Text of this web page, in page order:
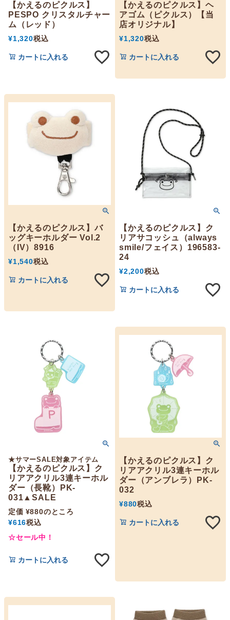
【かえるのピクルス】
PESPO クリスタルチャー
ム（レッド）
¥1,320税込
カートに入れる
【かえるのピクルス】ヘ
アゴム（ピクルス）【当
店オリジナル】
¥1,320税込
カートに入れる
【かえるのピクルス】バ
ッグキーホルダー Vol.2
（IV）8916
¥1,540税込
カートに入れる
【かえるのピクルス】ク
リアサコッシュ（always
smile/フェイス）196583-
24
¥2,200税込
カートに入れる
★サマーSALE対象アイテム
【かえるのピクルス】ク
リアアクリル3連キーホル
ダー（長靴）PK-
031▲SALE
定価 ¥880のところ
¥616税込
☆セール中！
カートに入れる
【かえるのピクルス】ク
リアアクリル3連キーホル
ダー（アンブレラ）PK-
032
¥880税込
カートに入れる